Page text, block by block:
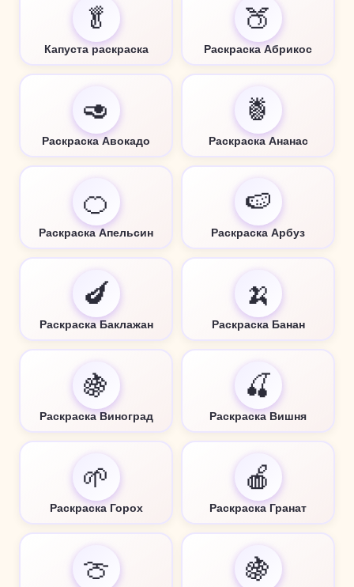
🥬
Капуста раскраска
🍑
Раскраска Абрикос
🥑
Раскраска Авокадо
🍍
Раскраска Ананас
🍊
Раскраска Апельсин
🍉
Раскраска Арбуз
🍆
Раскраска Баклажан
🍌
Раскраска Банан
🍇
Раскраска Виноград
🍒
Раскраска Вишня
🌱
Раскраска Горох
🍎
Раскраска Гранат
🍈 🍇